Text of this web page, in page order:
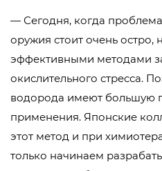
— Сегодня, когда
оружия стоит очень остро,
эффективными методами
окислительного стресса.
водорода имеют большую
применения. Японские
этот метод и при
только начинаем